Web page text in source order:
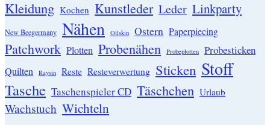
Kleidung Kochen Kunstleder Leder Linkparty
New Beegermany Nähen Oilskin Ostern Paperpiecing
Patchwork Plotten Probenähen Probeplotten Probesticken
Quilten Raysin Reste Resteverwertung Sticken Stoff
Tasche Taschenspieler CD Täschchen Urlaub
Wachstuch Wichteln